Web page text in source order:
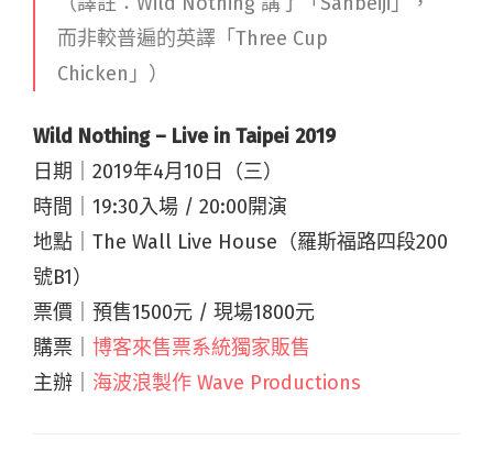
而非較普遍的英譯「Three Cup
Chicken」）
Wild Nothing – Live in Taipei 2019
日期｜2019年4月10日（三）
時間｜19:30入場 / 20:00開演
地點｜The Wall Live House（羅斯福路四段200
號B1）
票價｜預售1500元 / 現場1800元
購票｜ 博客來售票系統獨家販售
主辦｜ 海波浪製作 Wave Productions